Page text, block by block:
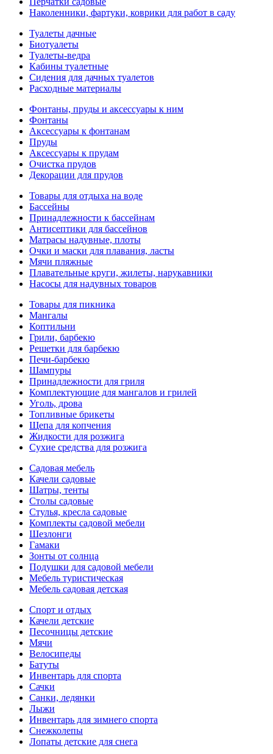
Наколенники, фартуки, коврики для работ в саду
Туалеты дачные
Биотуалеты
Туалеты-ведра
Кабины туалетные
Сидения для дачных туалетов
Расходные материалы
Фонтаны, пруды и аксессуары к ним
Фонтаны
Аксессуары к фонтанам
Пруды
Аксессуары к прудам
Очистка прудов
Декорации для прудов
Товары для отдыха на воде
Бассейны
Принадлежности к бассейнам
Антисептики для бассейнов
Матраcы надувные, плоты
Очки и маски для плавания, ласты
Мячи пляжные
Плавательные круги, жилеты, нарукавники
Насосы для надувных товаров
Товары для пикника
Мангалы
Коптильни
Грили, барбекю
Решетки для барбекю
Печи-барбекю
Шампуры
Принадлежности для гриля
Комплектующие для мангалов и грилей
Уголь, дрова
Топливные брикеты
Щепа для копчения
Жидкости для розжига
Сухие средства для розжига
Садовая мебель
Качели садовые
Шатры, тенты
Столы садовые
Стулья, кресла садовые
Комплекты садовой мебели
Шезлонги
Гамаки
Зонты от солнца
Подушки для садовой мебели
Мебель туристическая
Мебель садовая детская
Спорт и отдых
Качели детские
Песочницы детские
Мячи
Велосипеды
Батуты
Инвентарь для спорта
Сачки
Санки, ледянки
Лыжи
Инвентарь для зимнего спорта
Снежколепы
Лопаты детские для снега